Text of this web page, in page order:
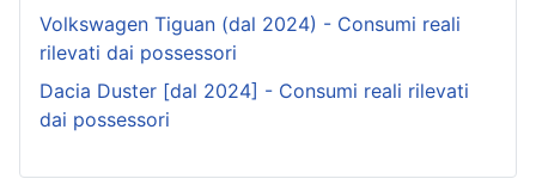
Volkswagen Tiguan (dal 2024) - Consumi reali
rilevati dai possessori
Dacia Duster [dal 2024] - Consumi reali rilevati
dai possessori